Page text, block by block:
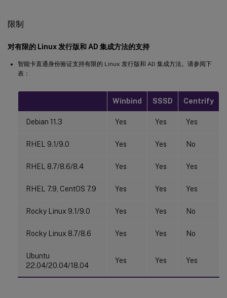
限制
对有限的 Linux 发行版和 AD 集成方法的支持
智能卡直通身份验证支持有限的 Linux 发行版和 AD 集成方法。请参阅下
表：
Winbind SSSD Centrify
Debian 11.3 Yes Yes Yes
RHEL 9.1/9.0 Yes Yes No
RHEL 8.7/8.6/8.4 Yes Yes Yes
RHEL 7.9, CentOS 7.9 Yes Yes Yes
Rocky Linux 9.1/9.0 Yes Yes No
Rocky Linux 8.7/8.6 Yes Yes No
Ubuntu
22.04/20.04/18.04
Yes Yes Yes